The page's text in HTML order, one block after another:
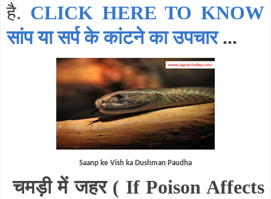
है. CLICK HERE TO KNOW
सांप या सर्प के कांटने का उपचार...
Saanp ke Vish ka Dushman Paudha
चमड़ी में जहर ( If Poison Affects